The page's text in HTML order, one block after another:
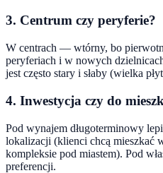
3. Centrum czy peryferie?
W centrach — wtórny, bo
peryferiach i w nowych
jest często stary i słaby (wielka
4. Inwestycja czy do
Pod wynajem długoterminowy
lokalizacji (klienci chcą mieszkać
kompleksie pod miastem). Pod
preferencji.